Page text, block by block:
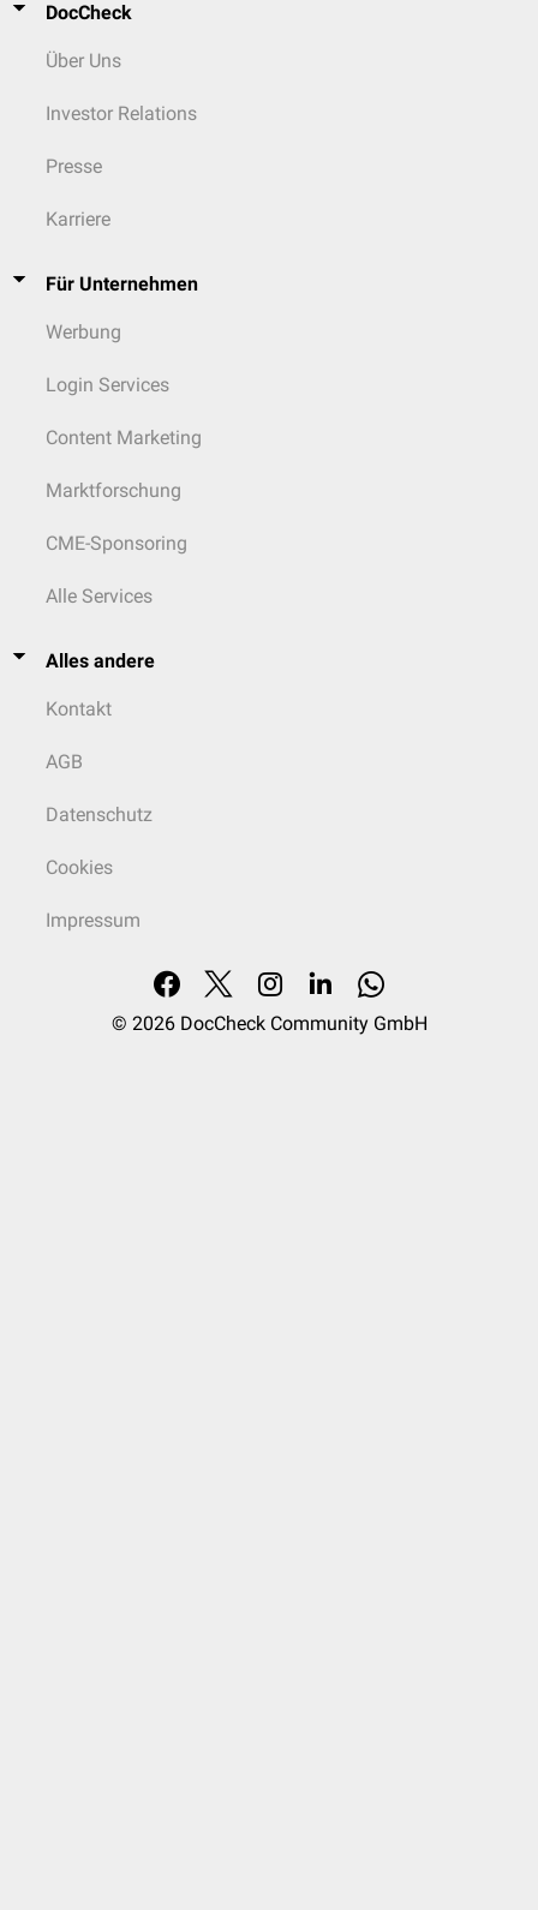
DocCheck
Über Uns
Investor Relations
Presse
Karriere
Für Unternehmen
Werbung
Login Services
Content Marketing
Marktforschung
CME-Sponsoring
Alle Services
Alles andere
Kontakt
AGB
Datenschutz
Cookies
Impressum
© 2026 DocCheck Community GmbH